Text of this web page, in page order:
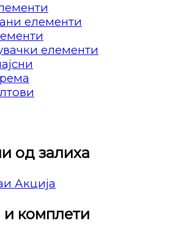
елементи
елементи
од залиха
комплети